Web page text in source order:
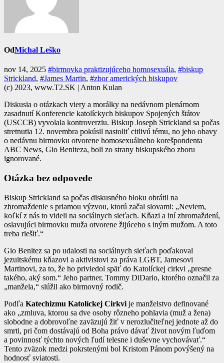
OdMichal Leško
nov 14, 2025 #birmovka praktizujúceho homosexuála, #biskup
Strickland, #James Martin, #zbor amerických biskupov
(c) 2023, www.T2.SK | Anton Kulan
Diskusia o otázkach viery a morálky na nedávnom plenárnom
zasadnutí Konferencie katolíckych biskupov Spojených štátov
(USCCB) vyvolala kontroverziu. Biskup Joseph Strickland sa počas
stretnutia 12. novembra pokúsil nastoliť citlivú tému, no jeho obavy
o nedávnu birmovku otvorene homosexuálneho korešpondenta
ABC News, Gio Beniteza, boli zo strany biskupského zboru
ignorované.
Otázka bez odpovede
Biskup Strickland sa počas diskusného bloku obrátil na
zhromaždenie s priamou výzvou, ktorú začal slovami: „Neviem,
koľkí z nás to videli na sociálnych sieťach. Kňazi a iní zhromaždení,
oslavujúci birmovku muža otvorene žijúceho s iným mužom. A toto
treba riešiť.“
Gio Benitez sa po udalosti na sociálnych sieťach poďakoval
jezuitskému kňazovi a aktivistovi za práva LGBT, Jamesovi
Martinovi, za to, že ho priviedol späť do Katolíckej cirkvi „presne
takého, aký som.“ Jeho partner, Tommy DiDario, ktorého označil za
„manžela,“ slúžil ako birmovný rodič.
Podľa Katechizmu Katolíckej Cirkvi je manželstvo definované
ako „zmluva, ktorou sa dve osoby rôzneho pohlavia (muž a žena)
slobodne a dobrovoľne zaväzujú žiť v nerozlučiteľnej jednote až do
smrti, pri čom dostávajú od Boha právo dávať život novým ľuďom
a povinnosť týchto nových ľudí telesne i duševne vychovávať.“
Tento zväzok medzi pokrstenými bol Kristom Pánom povýšený na
hodnosť sviatosti.